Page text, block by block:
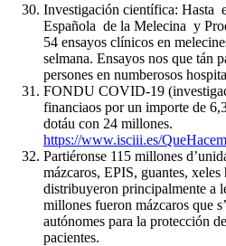
Investigación científica: Hasta
Española de la Melecina y
54 ensayos clínicos en
selmana. Ensayos nos que tán
persones en numberosos
FONDU COVID-19
financiaos por un importe de
dotáu con 24 millones.
https://www.isciii.es/
Partiéronse 115 millones
mázcaros, EPIS, guantes,
distribuyeron principalmente a
millones fueron mázcaros que
autónomes para la protección
pacientes.